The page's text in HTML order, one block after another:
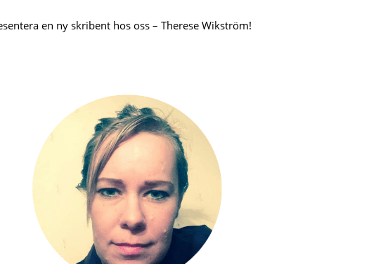
en ny skribent hos oss – Therese Wikström!